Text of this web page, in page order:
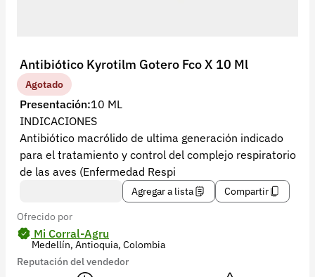
Antibiótico Kyrotilm Gotero Fco X 10 Ml
Agotado
Presentación:10 ML
INDICACIONES
Antibiótico macrólido de ultima generación indicado
para el tratamiento y control del complejo respiratorio
de las aves (Enfermedad Respi
Agregar a lista
Compartir
Ofrecido por
Mi Corral-Agru
Medellín, Antioquia, Colombia
Reputación del vendedor
contacto@croper.com
© 2026 Croper.com Todos los derechos reservados
Versión 5.45.0
Síguenos